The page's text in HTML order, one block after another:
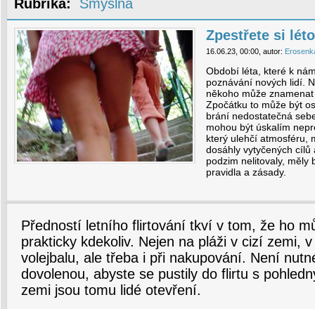
Rubrika: Smyslná
Zpestřete si
16.06.23, 00:00, autor:
Období léta, které k
poznávání nových lidí.
někoho může
Zpočátku to může být
brání nedostatečná
mohou být úskalím
který ulehčí atmosféru,
dosáhly vytyčených
podzim nelitovaly, měly
pravidla a zásady.
Předností letního flirtování tkví v tom, že ho
prakticky kdekoliv. Nejen na pláži v cizí zemi,
volejbalu, ale třeba i při nakupování. Není
dovolenou, abyste se pustily do flirtu s
zemi jsou tomu lidé otevření.